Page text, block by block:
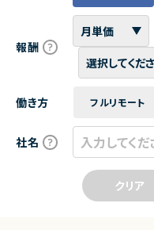
報酬
働き方 フルリモート
社名
クリア